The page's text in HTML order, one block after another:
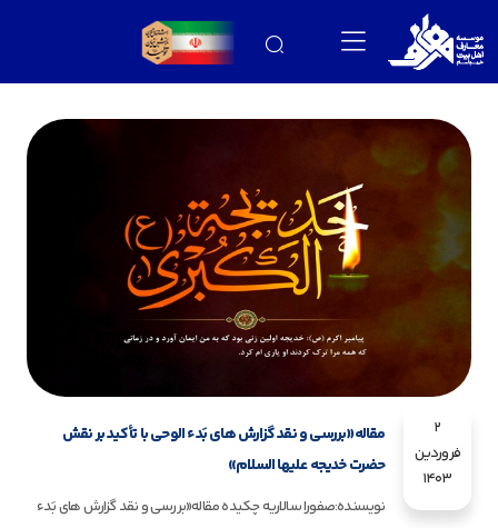
2
فروردین
1403
مقاله«بررسی و نقد گزارش های بَدء الوحی با تأکید بر نقش
حضرت خدیجه علیها السلام»
نویسنده:صفورا سالاریه چکیده مقاله«بررسی و نقد گزارش های بَدء